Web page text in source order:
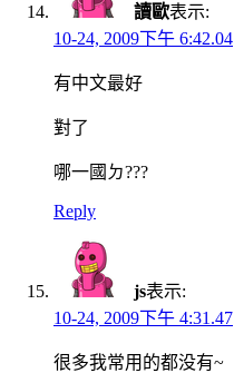
讀歐表示:
10-24, 2009下午 6:42.04
有中文最好
對了
哪一國ㄉ???
Reply
js表示:
10-24, 2009下午 4:31.47
很多我常用的都没有~